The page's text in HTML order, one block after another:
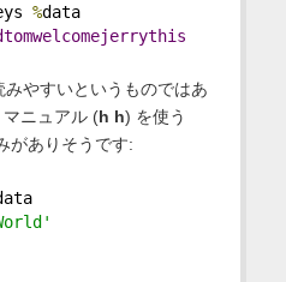
%data
やすいというものではあ
ニュアル (h h) を使う
がありそうです: